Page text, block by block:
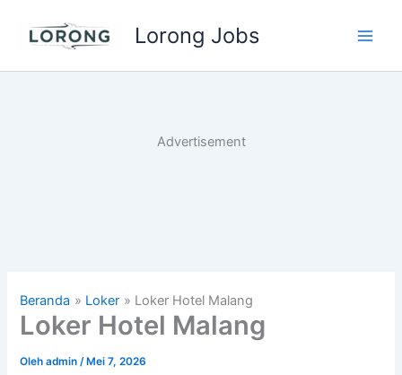
Lorong Jobs
Advertisement
Beranda Loker Loker Hotel Malang
Loker Hotel Malang
Olehadmin/ Mei 7, 2026